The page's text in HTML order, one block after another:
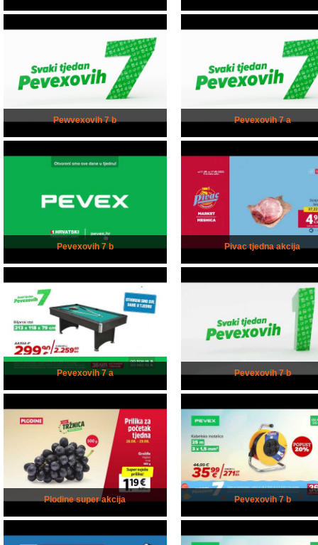
Pewvexovih 7 b Pevexovih 7 a
Pevexovih 7 b Pivac tjedna akcija
Pevexovih 7 a Pevexovih 7 b
Plodine super akcija Pevexovih 7 b